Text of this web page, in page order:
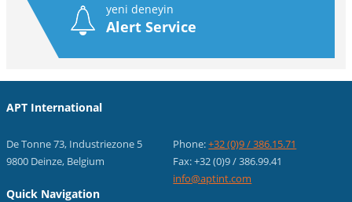
yeni deneyin
Alert Service
APT International
De Tonne 73, Industriezone 5
9800 Deinze, Belgium
Phone:+32 (0)9 / 386.15.71
Fax: +32 (0)9 / 386.99.41
info@aptint.com
Quick Navigation